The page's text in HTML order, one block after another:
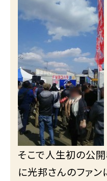
そこで人生初の公
に光邦さんのファン